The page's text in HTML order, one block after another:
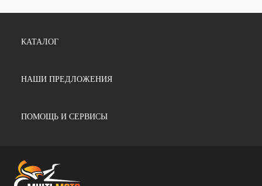
КАТАЛОГ
НАШИ ПРЕДЛОЖЕНИЯ
ПОМОЩЬ И СЕРВИСЫ